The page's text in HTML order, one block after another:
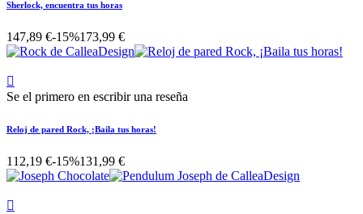
Sherlock, encuentra tus horas
147,89 €-15%173,99 €

Se el primero en escribir una reseña
Reloj de pared Rock, ¡Baila tus horas!
112,19 €-15%131,99 €
